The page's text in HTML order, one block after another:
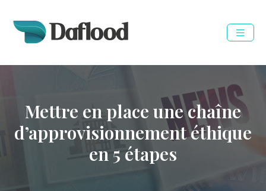
Mettre en place une chaîne
d’approvisionnement éthique
en 5 étapes